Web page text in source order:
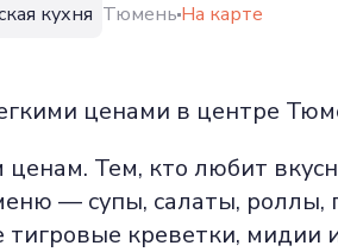
кухня ТюменьНа карте
ценами в центре
Тем, кто любит
— супы, салаты, роллы,
креветки, мидии